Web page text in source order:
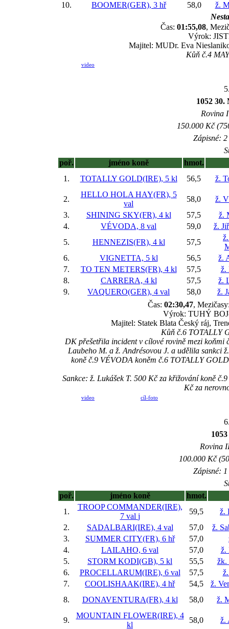
10.
BOOMER(GER), 3 hř 58,0
ž.
Čas: 01:55,08,
Výrok:
Majitel: MUDr. Eva
Kůň č.4
video
1052
Rovina
150.000 Kč
Zápisné:
poř.
jméno koně
hmot.
1.
TOTALLY GOLD(IRE), 5 kl 56,5 ž.
2.
HELLO HOLA HAY(FR), 5
val
58,0
ž.
3.
SHINING SKY(FR), 4 kl 57,5
ž.
4.
VÉVODA, 8 val 59,0
ž.
5.
HENNEZIS(FR), 4 kl 57,5
6.
VIGNETTA, 5 kl 56,5
ž.
7.
TO TEN METERS(FR), 4 kl 57,5
ž.
8.
CARRERA, 4 kl 57,5
ž.
9.
VAQUERO(GER), 4 val 58,0
ž.
Čas: 02:30,47,
Výrok: TUHÝ
Majitel: Statek Blata Český ráj,
Kůň č.6 TOTALLY
DK přešetřila incident v cílové rovině mezi
Laubeho M. a ž. Andrésovou J. a udělila sankci
koně č.9 VÉVODA koněm č.6 TOTALLY
Sankce: ž. Lukášek T. 500 Kč za křižování koně
Kč za
video cíl-foto
Rovina
100.000 Kč
Zápisné:
poř.
jméno koně
hmot.
1.
TROOP COMMANDER(IRE),
7 val j
59,5
ž.
2.
SADALBARI(IRE), 4 val 57,0
ž.
3.
SUMMER CITY(FR), 6 hř 57,0
4.
LAILAHO, 6 val 57,0
ž.
5.
STORM KODI(GB), 5 kl 55,5
žk.
6.
PROCELLARUM(IRE), 6 val 57,5
7.
COOLISHAAK(IRE), 4 hř 54,5
ž.
8.
DONAVENTURA(FR), 4 kl 58,0 ž.
9.
MOUNTAIN FLOWER(IRE), 4
kl
58,0 ž.